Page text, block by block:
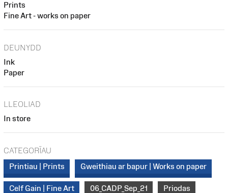
Prints
Fine Art - works on paper
DEUNYDD
Ink
Paper
LLEOLIAD
In store
CATEGORÏAU
Printiau | Prints
Gweithiau ar bapur | Works on paper
Celf Gain | Fine Art 06_CADP_Sep_21 Priodas